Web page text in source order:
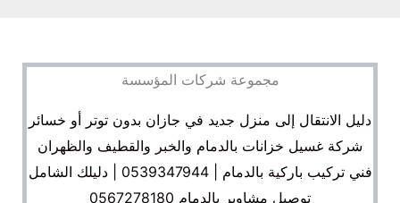
مجموعة شركات المؤسسة
دليل الانتقال إلى منزل جديد في جازان بدون توتر أو خسائر
شركة غسيل خزانات بالدمام والخبر والقطيف والظهران
فني تركيب باركية بالدمام | 0539347944 | دليلك الشامل
توصيل مشاوير بالدمام 0567278180